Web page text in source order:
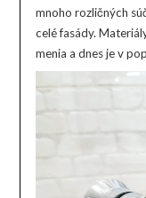
mnoho rozličných
celé fasády.
menia a dnes je v